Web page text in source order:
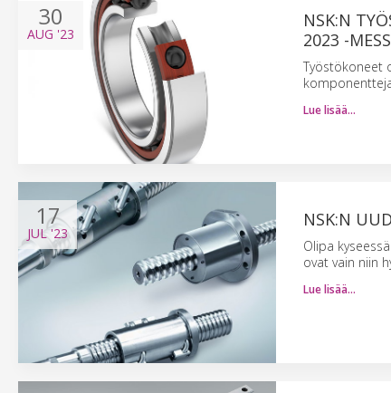
30
AUG '23
NSK:N
2023 -
Työstökoneet
Lue lisää…
17
JUL'23
NSK:N
Olipa
ovat vain niin
Lue lisää…